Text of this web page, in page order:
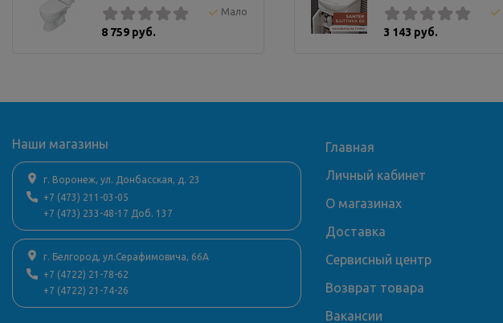
Мало
8 759 руб. 3 143 руб.
Наши магазины
г. Воронеж, ул. Донбасская, д. 23
+7 (473) 211-03-05
+7 (473) 233-48-17 Доб. 137
г. Белгород, ул.Серафимовича, 66А
+7 (4722) 21-78-62
+7 (4722) 21-74-26
Главная
Личный кабинет
О магазинах
Доставка
Сервисный центр
Возврат товара
Вакансии